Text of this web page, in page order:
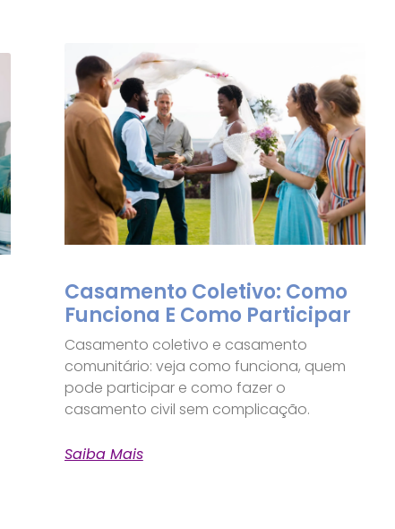
Casamento Coletivo: Como
Funciona E Como Participar
Casamento coletivo e casamento
comunitário: veja como funciona, quem
pode participar e como fazer o
casamento civil sem complicação.
Saiba Mais